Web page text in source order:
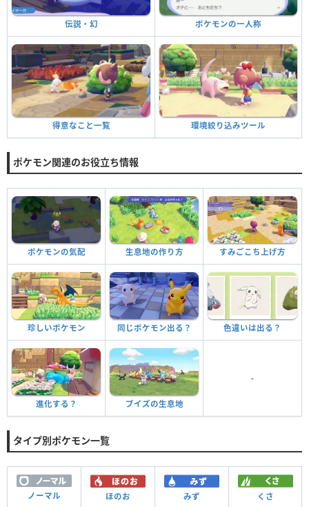
伝説・幻 ポケモンの一人称
得意なこと一覧 環境絞り込みツール
ポケモン関連のお役立ち情報
ポケモンの気配 生息地の作り方 すみごこち上げ方
珍しいポケモン 同じポケモン出る？ 色違いは出る？
進化する？ ブイズの生息地
-
タイプ別ポケモン一覧
ノーマル ほのお みず くさ